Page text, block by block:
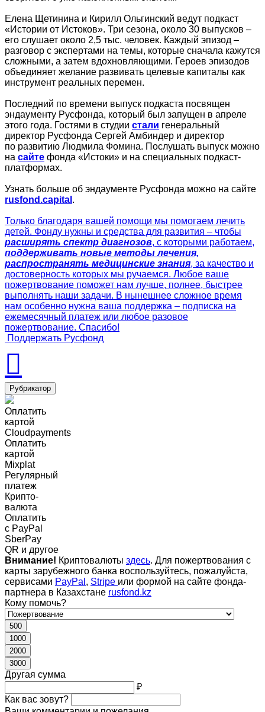
Елена Щетинина и Кирилл Ольгинский ведут подкаст
«Истории от Истоков». Три сезона, около 30 выпусков –
его слушает около 2,5 тыс. человек. Каждый эпизод –
разговор с экспертами на темы, которые сначала кажутся
сложными, а затем вдохновляющими. Героев эпизодов
объединяет желание развивать целевые капиталы как
инструмент реальных перемен.
Последний по времени выпуск подкаста посвящен
эндаументу Русфонда, который был запущен в апреле
этого года. Гостями в студии стали генеральный
директор Русфонда Сергей Амбиндер и директор
по развитию Людмила Фомина. Послушать выпуск можно
на сайте фонда «Истоки» и на специальных подкаст-
платформах.
Узнать больше об эндаументе Русфонда можно на сайте
rusfond.capital .
Только благодаря вашей помощи мы помогаем лечить
детей. Фонду нужны и средства для развития – чтобы
расширять спектр диагнозов, с которыми работаем,
поддерживать новые методы лечения,
распространять медицинские знания, за качество и
достоверность которых мы ручаемся. Любое ваше
пожертвование поможет нам лучше, полнее, быстрее
выполнять наши задачи. В нынешнее сложное время
нам особенно нужна ваша поддержка – подписка на
ежемесячный платеж или любое разовое
пожертвование. Спасибо!
Поддержать Русфонд
Рубрикатор
Оплатить
картой
Cloudpayments
Оплатить
картой
Mixplat
Регулярный
платеж
Крипто-
валюта
Оплатить
c PayPal
SberPay
QR и другое
Внимание! Криптовалюты здесь. Для пожертвования с
карты зарубежного банка воспользуйтесь, пожалуйста,
сервисами PayPal , Stripe или формой на сайте фонда-
партнера в Казахстане rusfond.kz
Кому помочь?
500
1000
2000
3000
Другая сумма
₽
Как вас зовут?